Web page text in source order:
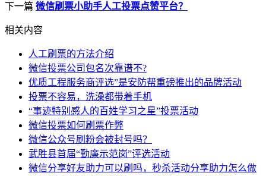
下一篇 微信刷票小助手人工投票点赞平台？
相关内容
人工刷票的方法介绍
微信投票公司包名次靠谱不?
优质工程服务商评选”是安防帮重磅推出的品牌活动
投票不容易，洗澡都带着手机
“事迹特别感人的百姓学习之星”投票活动
微信投票如何刷票作弊
微信公众号刷粉会被封号吗？
武胜县首届“勤廉示范岗”评选活动
微信分享好友助力可以刷吗，秒杀活动分享助力怎么做